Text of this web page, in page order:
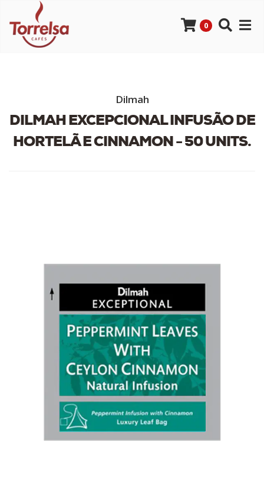
0
Dilmah
DILMAH EXCEPCIONAL INFUSÃO DE
HORTELÃ E CINNAMON - 50 UNITS.